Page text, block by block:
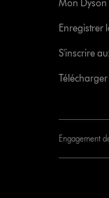
Mon Dyson
Enregistrer
S'inscrire
Engagement